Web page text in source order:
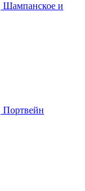
Шампанское и
Портвейн